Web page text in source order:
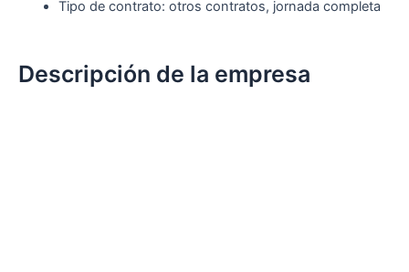
Tipo de contrato: otros contratos, jornada completa
Descripción de la empresa